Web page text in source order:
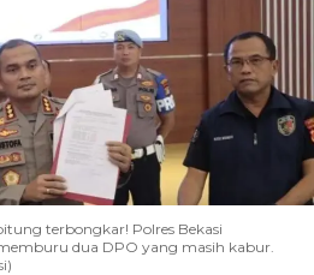
terbongkar! Polres Bekasi
dua DPO yang masih kabur.